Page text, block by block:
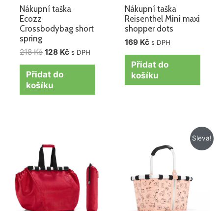
Nákupní taška
Ecozz
Crossbodybag short
spring
218Kč 128 Kč s DPH
Přidat do
košíku
Nákupní taška
Reisenthel Mini maxi
shopper dots
169 Kč s DPH
Přidat do
košíku
Sleva!
cena
byla:
Aktuální
cena